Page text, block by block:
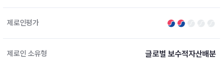
제로인평가
제로인 소유형 글로벌 보수적자산배분
DIY 포트 관리
고객라운지
이벤트
공지사항
FAQ